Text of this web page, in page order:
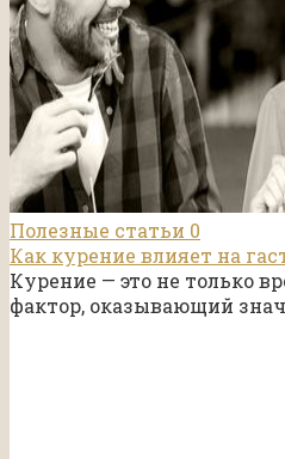
Полезные статьи 0
Как курение влияет на
Курение — это не только
фактор, оказывающий